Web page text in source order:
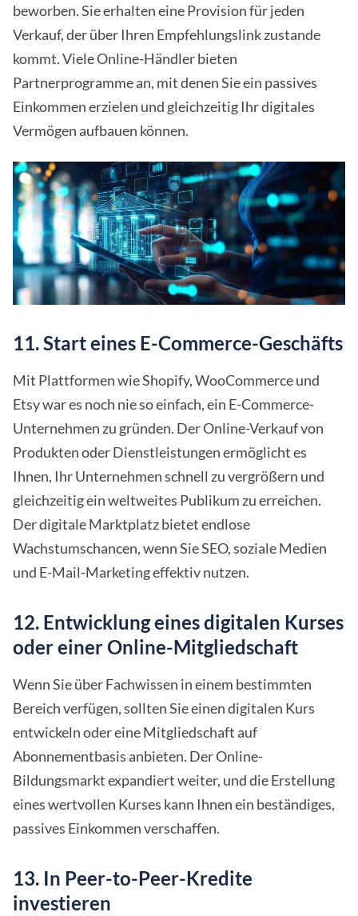
beworben. Sie erhalten eine Provision für jeden
Verkauf, der über Ihren Empfehlungslink zustande
kommt. Viele Online-Händler bieten
Partnerprogramme an, mit denen Sie ein passives
Einkommen erzielen und gleichzeitig Ihr digitales
Vermögen aufbauen können.
11. Start eines E-Commerce-Geschäfts
Mit Plattformen wie Shopify, WooCommerce und
Etsy war es noch nie so einfach, ein E-Commerce-
Unternehmen zu gründen. Der Online-Verkauf von
Produkten oder Dienstleistungen ermöglicht es
Ihnen, Ihr Unternehmen schnell zu vergrößern und
gleichzeitig ein weltweites Publikum zu erreichen.
Der digitale Marktplatz bietet endlose
Wachstumschancen, wenn Sie SEO, soziale Medien
und E-Mail-Marketing effektiv nutzen.
12. Entwicklung eines digitalen Kurses
oder einer Online-Mitgliedschaft
Wenn Sie über Fachwissen in einem bestimmten
Bereich verfügen, sollten Sie einen digitalen Kurs
entwickeln oder eine Mitgliedschaft auf
Abonnementbasis anbieten. Der Online-
Bildungsmarkt expandiert weiter, und die Erstellung
eines wertvollen Kurses kann Ihnen ein beständiges,
passives Einkommen verschaffen.
13. In Peer-to-Peer-Kredite
investieren